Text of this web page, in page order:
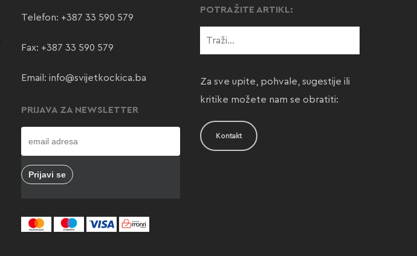
Telefon: +387 33 590 579
Fax: +387 33 590 579
Email: info@svijetkockica.ba
PRIJAVA ZA NEWSLETTER
POTRAŽITE ARTIKL:
Za sve upite, pohvale, sugestije ili
kritike možete nam se obratiti:
Kontakt